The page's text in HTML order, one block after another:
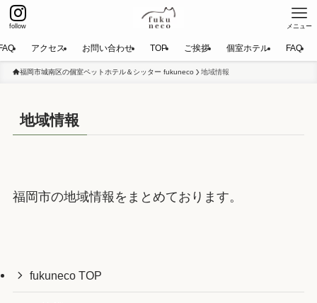
follow メニュー
アクセス お問い合わせ TOP ご挨拶 個室ホテル FAQ
福岡市城南区の個室ペットホテル＆シッター fukuneco 地域情報
地域情報
福岡市の地域情報をまとめております。
fukuneco TOP